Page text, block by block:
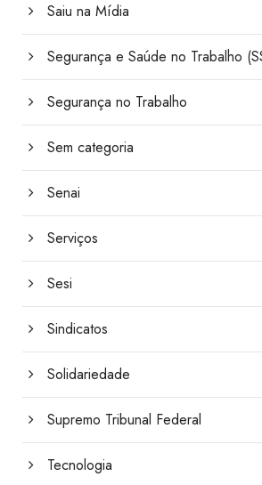
Saiu na Mídia
Segurança e Saúde no Trabalho
Segurança no Trabalho
Sem categoria
Senai
Serviços
Sesi
Sindicatos
Solidariedade
Supremo Tribunal Federal
Tecnologia